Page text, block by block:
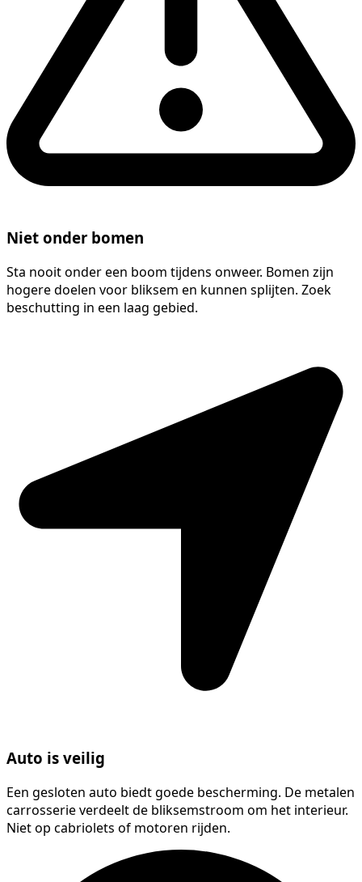
Niet onder bomen
Sta nooit onder een boom tijdens onweer. Bomen zijn
hogere doelen voor bliksem en kunnen splijten. Zoek
beschutting in een laag gebied.
Auto is veilig
Een gesloten auto biedt goede bescherming. De metalen
carrosserie verdeelt de bliksemstroom om het interieur.
Niet op cabriolets of motoren rijden.